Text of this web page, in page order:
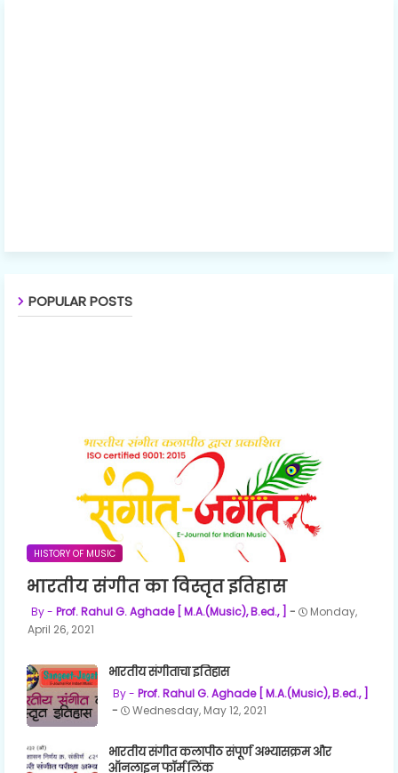
POPULAR POSTS
HISTORY OF MUSIC
भारतीय संगीत का विस्तृत इतिहास
Prof. Rahul G. Aghade [ M.A.(Music), B.ed., ]
Monday,
April 26, 2021
भारतीय संगीताचा इतिहास
Prof. Rahul G. Aghade [ M.A.(Music), B.ed., ]
Wednesday, May 12, 2021
भारतीय संगीत कलापीठ संपूर्ण अभ्यासक्रम और
ऑनलाइन फॉर्म लिंक